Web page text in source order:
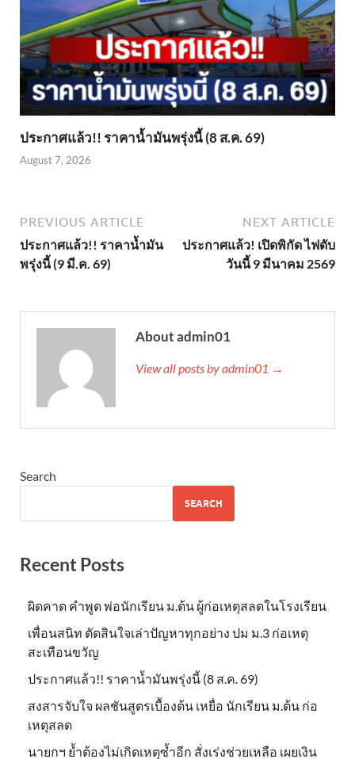
ประกาศแล้ว!! ราคาน้ำมันพรุ่งนี้ (8 ส.ค. 69)
August 7, 2026
PREVIOUS ARTICLE
ประกาศแล้ว!! ราคาน้ำมัน
พรุ่งนี้ (9 มี.ค. 69)
NEXT ARTICLE
ประกาศแล้ว! เปิดพิกัด ไฟดับ
วันนี้ 9 มีนาคม 2569
About admin01
View all posts by admin01 →
Search
SEARCH
Recent Posts
ผิดคาด คำพูด พ่อนักเรียน ม.ต้น ผู้ก่อเหตุสลดในโรงเรียน
เพื่อนสนิท ตัดสินใจเล่าปัญหาทุกอย่าง ปม ม.3 ก่อเหตุ
สะเทือนขวัญ
ประกาศแล้ว!! ราคาน้ำมันพรุ่งนี้ (8 ส.ค. 69)
สงสารจับใจ ผลชันสูตรเบื้องต้น เหยื่อ นักเรียน ม.ต้น ก่อ
เหตุสลด
นายกฯ ย้ำต้องไม่เกิดเหตุซ้ำอีก สั่งเร่งช่วยเหลือ เผยเงิน